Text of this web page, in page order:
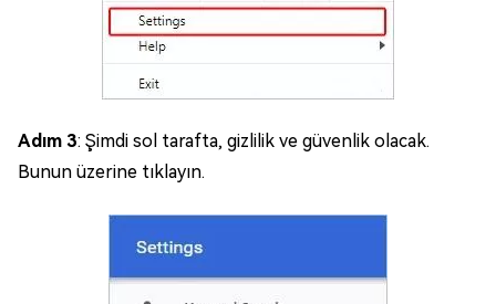
Adım 3: Şimdi sol tarafta, gizlilik ve güvenlik olacak.
Bunun üzerine tıklayın.